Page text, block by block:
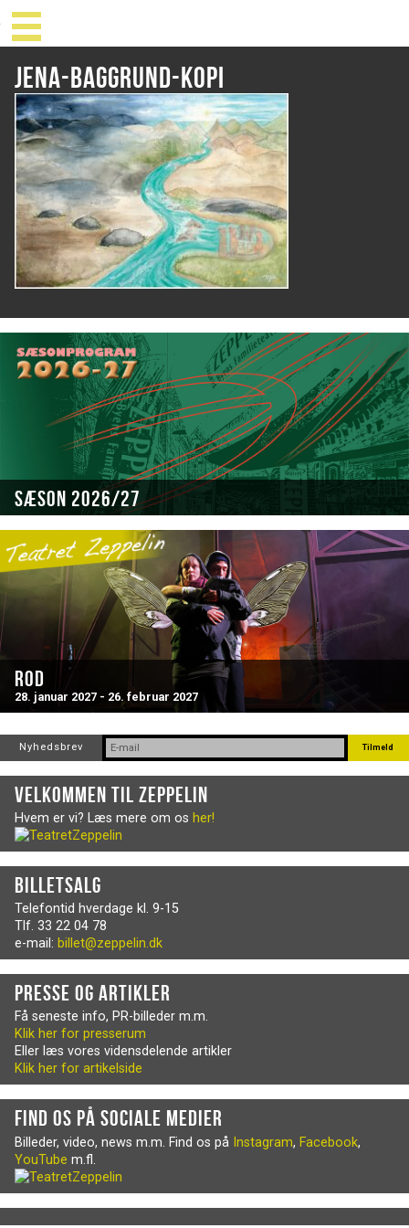
Jena-Baggrund-kopi
Sæson 2026/27
Rod
28. januar 2027 - 26. februar 2027
Nyhedsbrev
Velkommen til Zeppelin
Hvem er vi? Læs mere om os her!
Billetsalg
Telefontid hverdage kl. 9-15
Tlf. 33 22 04 78
e-mail: billet@zeppelin.dk
Presse og artikler
Få seneste info, PR-billeder m.m.
Klik her for presserum
Eller læs vores vidensdelende artikler
Klik her for artikelside
Find os på sociale medier
Billeder, video, news m.m. Find os på Instagram, Facebook,
YouTube m.fl.